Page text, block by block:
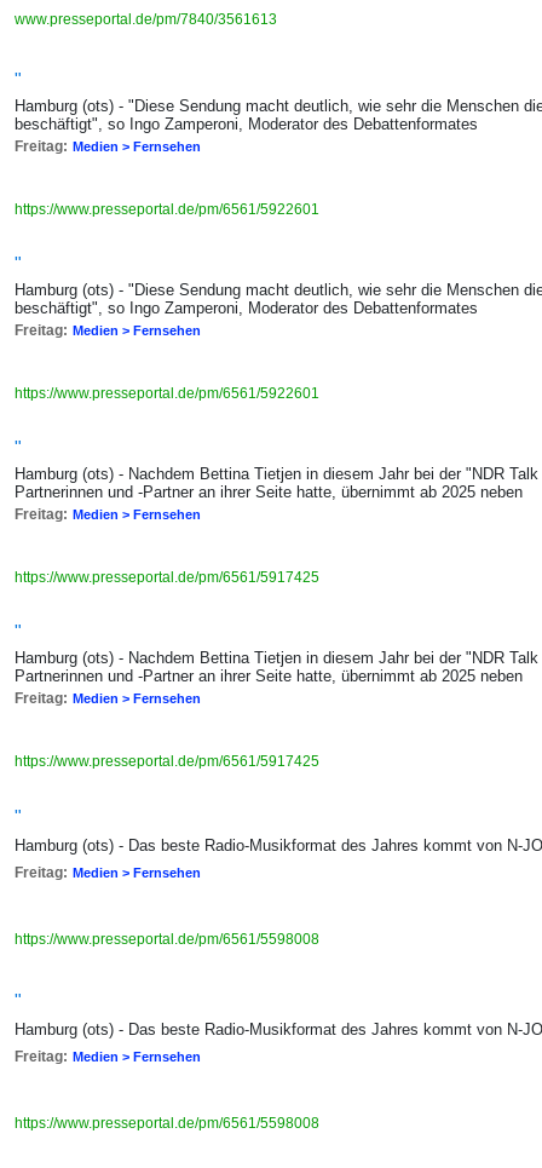
www.presseportal.de/pm/7840/3561613
"
Hamburg (ots) - "Diese Sendung macht deutlich, wie sehr die Menschen
beschäftigt", so Ingo Zamperoni, Moderator des Debattenformates
Freitag: Medien > Fernsehen
https://www.presseportal.de/pm/6561/5922601
"
Hamburg (ots) - "Diese Sendung macht deutlich, wie sehr die Menschen
beschäftigt", so Ingo Zamperoni, Moderator des Debattenformates
Freitag: Medien > Fernsehen
https://www.presseportal.de/pm/6561/5922601
"
Hamburg (ots) - Nachdem Bettina Tietjen in diesem Jahr bei der "NDR
Partnerinnen und -Partner an ihrer Seite hatte, übernimmt ab 2025 neben
Freitag: Medien > Fernsehen
https://www.presseportal.de/pm/6561/5917425
"
Hamburg (ots) - Nachdem Bettina Tietjen in diesem Jahr bei der "NDR
Partnerinnen und -Partner an ihrer Seite hatte, übernimmt ab 2025 neben
Freitag: Medien > Fernsehen
https://www.presseportal.de/pm/6561/5917425
"
Hamburg (ots) - Das beste Radio-Musikformat des Jahres kommt von N-
Freitag: Medien > Fernsehen
https://www.presseportal.de/pm/6561/5598008
"
Hamburg (ots) - Das beste Radio-Musikformat des Jahres kommt von N-
Freitag: Medien > Fernsehen
https://www.presseportal.de/pm/6561/5598008